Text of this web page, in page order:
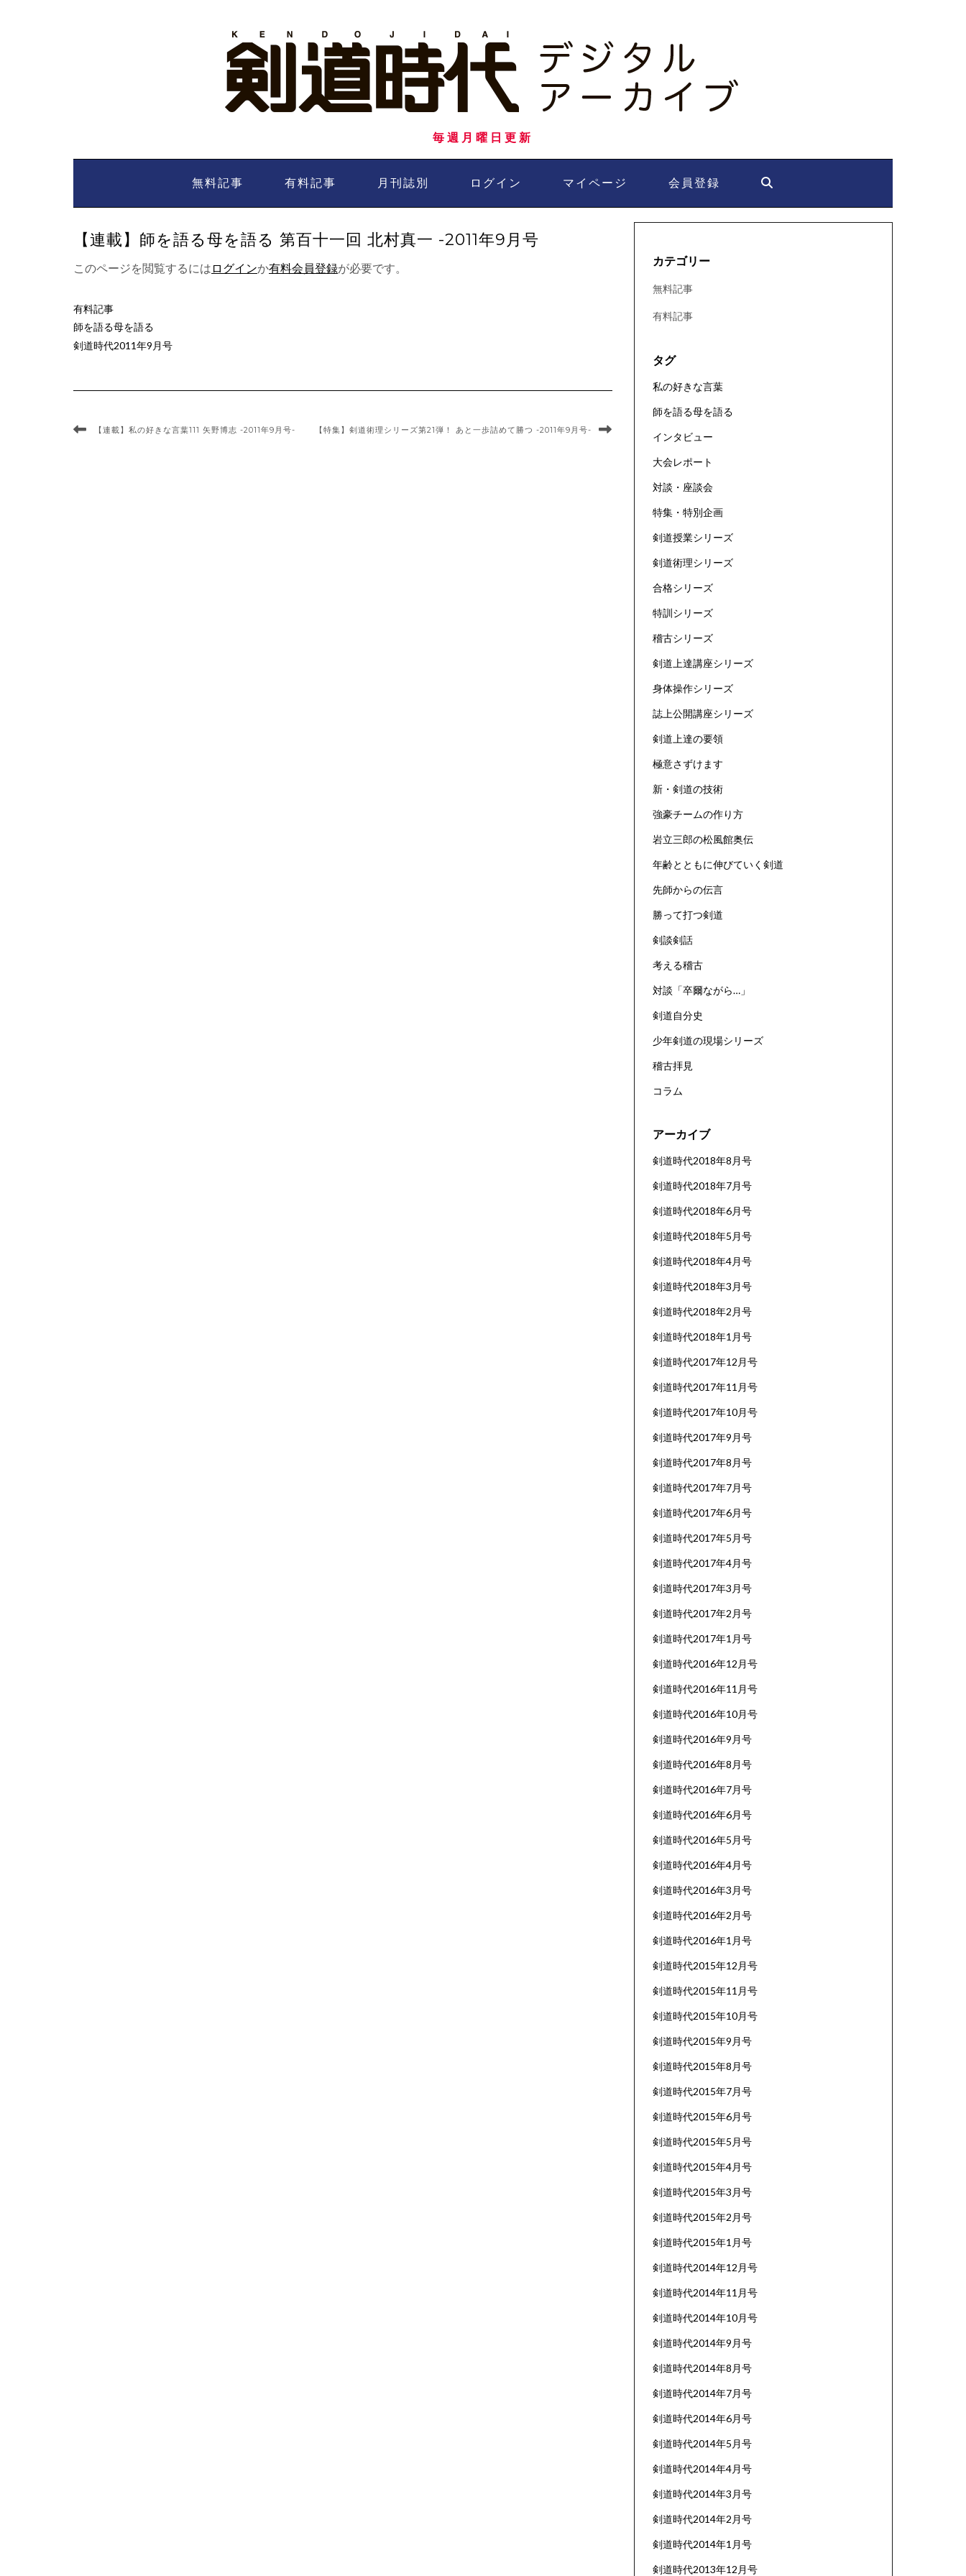
毎週月曜日更新
無料記事 有料記事 月刊誌別 ログイン マイページ 会員登録
【連載】師を語る母を語る 第百十一回 北村真一 -2011年9月号
このページを閲覧するには ログインか有料会員登録が必要です。
有料記事
師を語る母を語る
剣道時代2011年9月号
【連載】私の好きな言葉111 矢野博志 -2011年9月号- 【特集】剣道術理シリーズ第21弾！ あと一歩詰めて勝つ -2011年9月号-
カテゴリー
無料記事
有料記事
タグ
私の好きな言葉
師を語る母を語る
インタビュー
大会レポート
対談・座談会
特集・特別企画
剣道授業シリーズ
剣道術理シリーズ
合格シリーズ
特訓シリーズ
稽古シリーズ
剣道上達講座シリーズ
身体操作シリーズ
誌上公開講座シリーズ
剣道上達の要領
極意さずけます
新・剣道の技術
強豪チームの作り方
岩立三郎の松風館奥伝
年齢とともに伸びていく剣道
先師からの伝言
勝って打つ剣道
剣談剣話
考える稽古
対談「卒爾ながら…」
剣道自分史
少年剣道の現場シリーズ
稽古拝見
コラム
アーカイブ
剣道時代2018年8月号
剣道時代2018年7月号
剣道時代2018年6月号
剣道時代2018年5月号
剣道時代2018年4月号
剣道時代2018年3月号
剣道時代2018年2月号
剣道時代2018年1月号
剣道時代2017年12月号
剣道時代2017年11月号
剣道時代2017年10月号
剣道時代2017年9月号
剣道時代2017年8月号
剣道時代2017年7月号
剣道時代2017年6月号
剣道時代2017年5月号
剣道時代2017年4月号
剣道時代2017年3月号
剣道時代2017年2月号
剣道時代2017年1月号
剣道時代2016年12月号
剣道時代2016年11月号
剣道時代2016年10月号
剣道時代2016年9月号
剣道時代2016年8月号
剣道時代2016年7月号
剣道時代2016年6月号
剣道時代2016年5月号
剣道時代2016年4月号
剣道時代2016年3月号
剣道時代2016年2月号
剣道時代2016年1月号
剣道時代2015年12月号
剣道時代2015年11月号
剣道時代2015年10月号
剣道時代2015年9月号
剣道時代2015年8月号
剣道時代2015年7月号
剣道時代2015年6月号
剣道時代2015年5月号
剣道時代2015年4月号
剣道時代2015年3月号
剣道時代2015年2月号
剣道時代2015年1月号
剣道時代2014年12月号
剣道時代2014年11月号
剣道時代2014年10月号
剣道時代2014年9月号
剣道時代2014年8月号
剣道時代2014年7月号
剣道時代2014年6月号
剣道時代2014年5月号
剣道時代2014年4月号
剣道時代2014年3月号
剣道時代2014年2月号
剣道時代2014年1月号
剣道時代2013年12月号